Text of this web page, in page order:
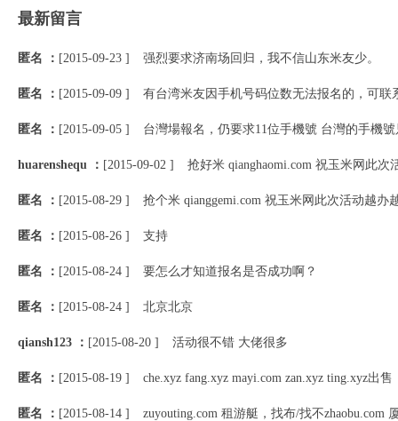
最新留言
匿名 ： [2015-09-23 ] 强烈要求济南场回归，我不信山东米友少。
匿名 ： [2015-09-09 ] 有台湾米友因手机号码位数无法报名的，可
匿名 ： [2015-09-05 ] 台灣場報名，仍要求11位手機號 台灣的手機
huarenshequ ： [2015-09-02 ] 抢好米 qianghaomi.com 祝玉米网此
匿名 ： [2015-08-29 ] 抢个米 qianggemi.com 祝玉米网此次活动越办
匿名 ： [2015-08-26 ] 支持
匿名 ： [2015-08-24 ] 要怎么才知道报名是否成功啊？
匿名 ： [2015-08-24 ] 北京北京
qiansh123 ： [2015-08-20 ] 活动很不错 大佬很多
匿名 ： [2015-08-19 ] che.xyz fang.xyz mayi.com zan.xyz ting.xyz出售
匿名 ： [2015-08-14 ] zuyouting.com 租游艇，找布/找不zhaobu.com